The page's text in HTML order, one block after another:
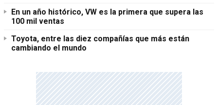
En un año histórico, VW es la primera que supera las
100 mil ventas
Toyota, entre las diez compañías que más están
cambiando el mundo